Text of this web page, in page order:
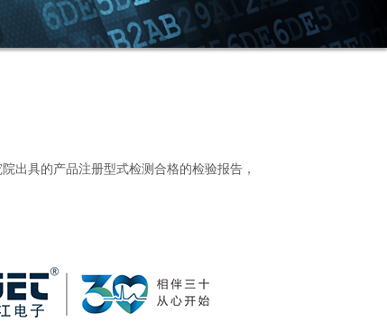
出具的产品注册型式检测合格的检验报告，